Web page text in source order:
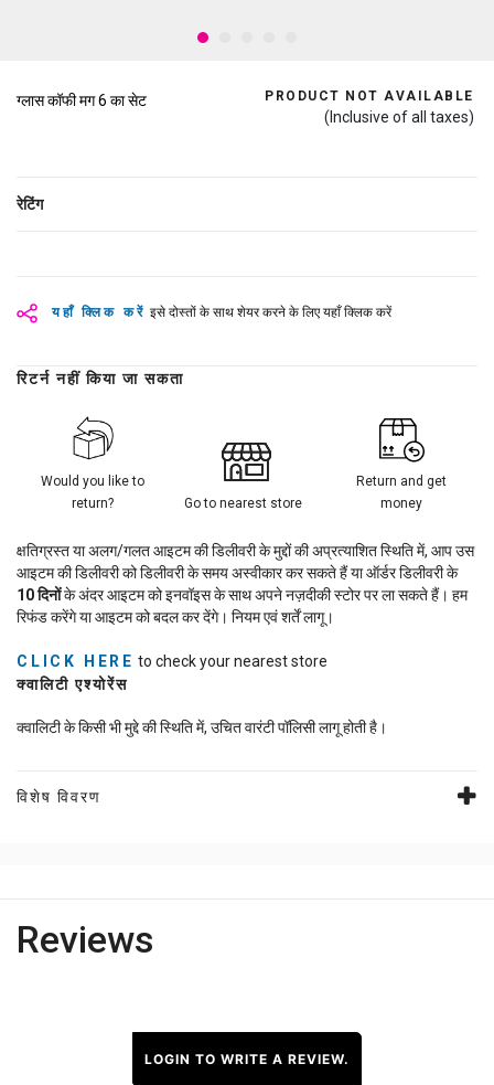
ग्लास कॉफी मग 6 का सेट PRODUCT NOT AVAILABLE
(Inclusive of all taxes)
रेटिंग
यहाँ क्लिक करें इसे दोस्तों के साथ शेयर करने के लिए यहाँ क्लिक करें
रिटर्न नहीं किया जा सकता
Would you like to
return?
Go to nearest store
Return and get
money
क्षतिग्रस्त या अलग/गलत आइटम की डिलीवरी के मुद्दों की अप्रत्याशित स्थिति में, आप उस
आइटम की डिलीवरी को डिलीवरी के समय अस्वीकार कर सकते हैं या ऑर्डर डिलीवरी के
10दिनोंके अंदर आइटम को इनवॉइस के साथ अपने नज़दीकी स्टोर पर ला सकते हैं। हम
रिफंड करेंगे या आइटम को बदल कर देंगे। नियम एवं शर्तें लागू।
CLICK HERE to check your nearest store
क्वालिटी एश्योरेंस
क्वालिटी के किसी भी मुद्दे की स्थिति में, उचित वारंटी पॉलिसी लागू होती है।
विशेष विवरण
Reviews
LOGIN TO WRITE A REVIEW.